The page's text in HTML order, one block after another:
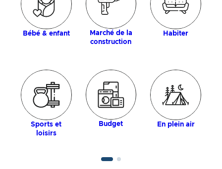
Bébé & enfant
Marché de la
construction
Habiter
Sports et
loisirs
Budget En plein air